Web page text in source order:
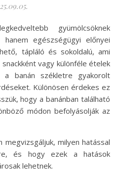
egészségügyi előnyei
tápláló és sokoldalú, ami
vagy különféle ételek
a banán székletre gyakorolt
Különösen érdekes ez
hogy a banánban található
módon befolyásolják az
megvizsgáljuk, milyen hatással
és hogy ezek a hatások
lehetnek.